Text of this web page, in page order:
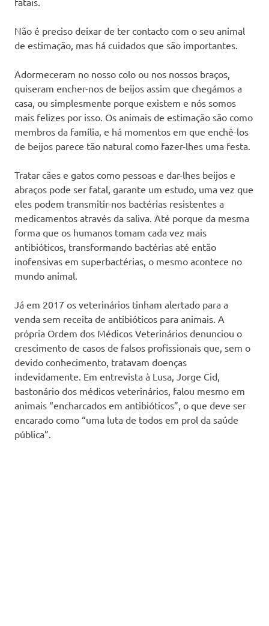
Não é preciso deixar de ter contacto com o seu animal
de estimação, mas há cuidados que são importantes.
Adormeceram no nosso colo ou nos nossos braços,
quiseram encher-nos de beijos assim que chegámos a
casa, ou simplesmente porque existem e nós somos
mais felizes por isso. Os animais de estimação são como
membros da família, e há momentos em que enchê-los
de beijos parece tão natural como fazer-lhes uma festa.
Tratar cães e gatos como pessoas e dar-lhes beijos e
abraços pode ser fatal, garante um estudo, uma vez que
eles podem transmitir-nos bactérias resistentes a
medicamentos através da saliva. Até porque da mesma
forma que os humanos tomam cada vez mais
antibióticos, transformando bactérias até então
inofensivas em superbactérias, o mesmo acontece no
mundo animal.
Já em 2017 os veterinários tinham alertado para a
venda sem receita de antibióticos para animais. A
própria Ordem dos Médicos Veterinários denunciou o
crescimento de casos de falsos profissionais que, sem o
devido conhecimento, tratavam doenças
indevidamente. Em entrevista à Lusa, Jorge Cid,
bastonário dos médicos veterinários, falou mesmo em
animais “encharcados em antibióticos”, o que deve ser
encarado como “uma luta de todos em prol da saúde
pública”.